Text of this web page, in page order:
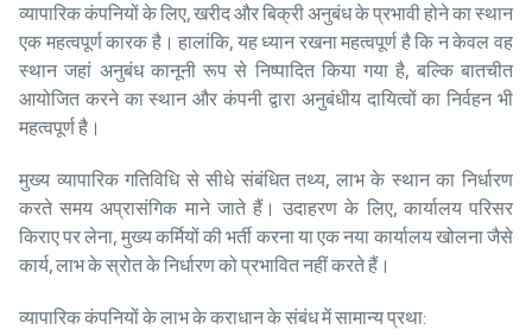
व्यापारिक कंपनियों के लिए, खरीद और बिक्री अनुबंध के प्रभावी होने का स्थान
एक महत्वपूर्ण कारक है। हालांकि, यह ध्यान रखना महत्वपूर्ण है कि न केवल वह
स्थान जहां अनुबंध कानूनी रूप से निष्पादित किया गया है, बल्कि बातचीत
आयोजित करने का स्थान और कंपनी द्वारा अनुबंधीय दायित्वों का निर्वहन भी
महत्वपूर्ण है।
मुख्य व्यापारिक गतिविधि से सीधे संबंधित तथ्य, लाभ के स्थान का निर्धारण
करते समय अप्रासंगिक माने जाते हैं। उदाहरण के लिए, कार्यालय परिसर
किराए पर लेना, मुख्य कर्मियों की भर्ती करना या एक नया कार्यालय खोलना जैसे
कार्य, लाभ के स्रोत के निर्धारण को प्रभावित नहीं करते हैं।
व्यापारिक कंपनियों के लाभ के कराधान के संबंध में सामान्य प्रथा: